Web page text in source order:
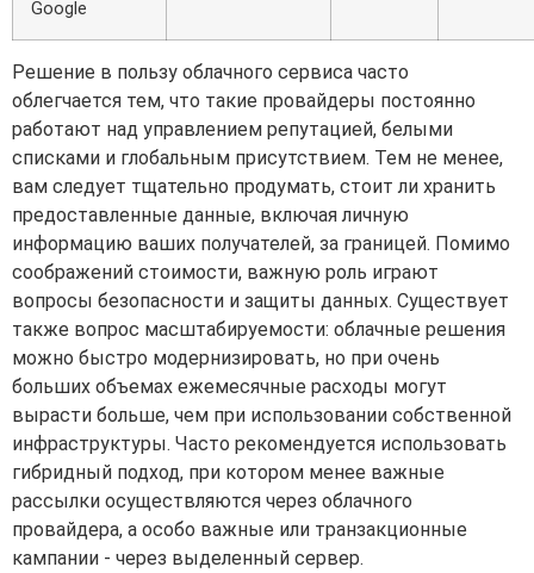
Google
Решение в пользу облачного сервиса часто
облегчается тем, что такие провайдеры постоянно
работают над управлением репутацией, белыми
списками и глобальным присутствием. Тем не менее,
вам следует тщательно продумать, стоит ли хранить
предоставленные данные, включая личную
информацию ваших получателей, за границей. Помимо
соображений стоимости, важную роль играют
вопросы безопасности и защиты данных. Существует
также вопрос масштабируемости: облачные решения
можно быстро модернизировать, но при очень
больших объемах ежемесячные расходы могут
вырасти больше, чем при использовании собственной
инфраструктуры. Часто рекомендуется использовать
гибридный подход, при котором менее важные
рассылки осуществляются через облачного
провайдера, а особо важные или транзакционные
кампании - через выделенный сервер.